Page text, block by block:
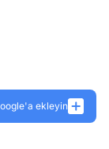
ekleyin